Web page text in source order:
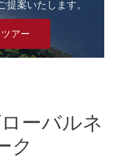
案いたします。
アー
ーバルネ
ク